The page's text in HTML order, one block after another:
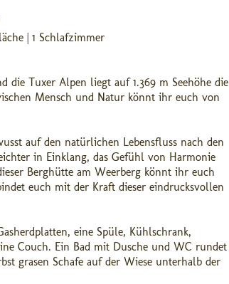
| 1 Schlafzimmer
Tuxer Alpen liegt auf 1.369 m Seehöhe die
Mensch und Natur könnt ihr euch von
auf den natürlichen Lebensfluss nach den
in Einklang, das Gefühl von Harmonie
Berghütte am Weerberg könnt ihr euch
euch mit der Kraft dieser eindrucksvollen
eine Spüle, Kühlschrank,
Couch. Ein Bad mit Dusche und WC rundet
grasen Schafe auf der Wiese unterhalb der